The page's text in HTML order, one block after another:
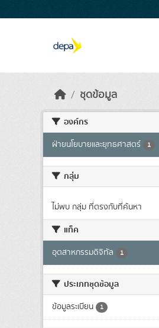
ชุดข้อมูล
องค์กร
ฝ่ายนโยบายและยุทธศาสตร์ 1
กลุ่ม
ไม่พบ กลุ่ม ที่ตรงกับที่ค้นหา
แท็ค
อุตสาหกรรมดิจิทัล 1
ประเภทชุดข้อมูล
ข้อมูลระเบียน 1